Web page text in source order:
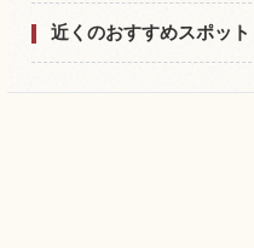
近くのおすすめスポット